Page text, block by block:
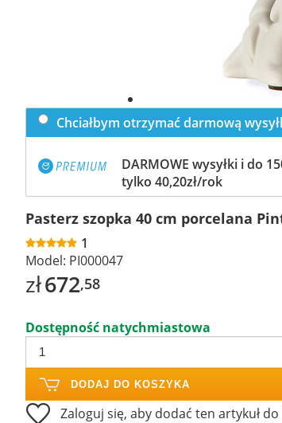
Chciałbym otrzymać darmową
DARMOWE wysyłki i do
tylko 40,20zł/rok
Pasterz szopka 40 cm porcelana
1
Model: PI000047
zł672,58
Dostępność natychmiastowa
DODAJ DO KOSZYKA
Zaloguj się, aby dodać ten artykuł do